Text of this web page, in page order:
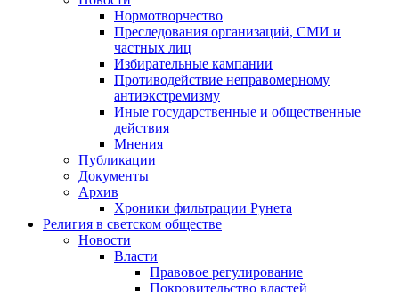
Нормотворчество
Преследования организаций, СМИ и
частных лиц
Избирательные кампании
Противодействие неправомерному
антиэкстремизму
Иные государственные и общественные
действия
Мнения
Публикации
Документы
Архив
Хроники фильтрации Рунета
Религия в светском обществе
Новости
Власти
Правовое регулирование
Покровительство властей